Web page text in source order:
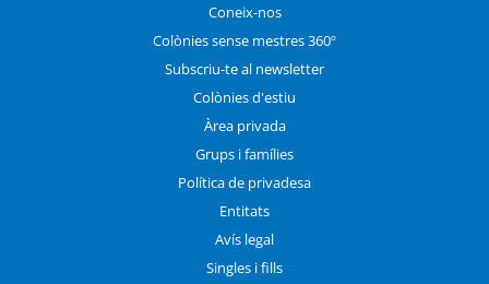
Coneix-nos
Colònies sense mestres 360º
Subscriu-te al newsletter
Colònies d'estiu
Àrea privada
Grups i famílies
Política de privadesa
Entitats
Avís legal
Singles i fills